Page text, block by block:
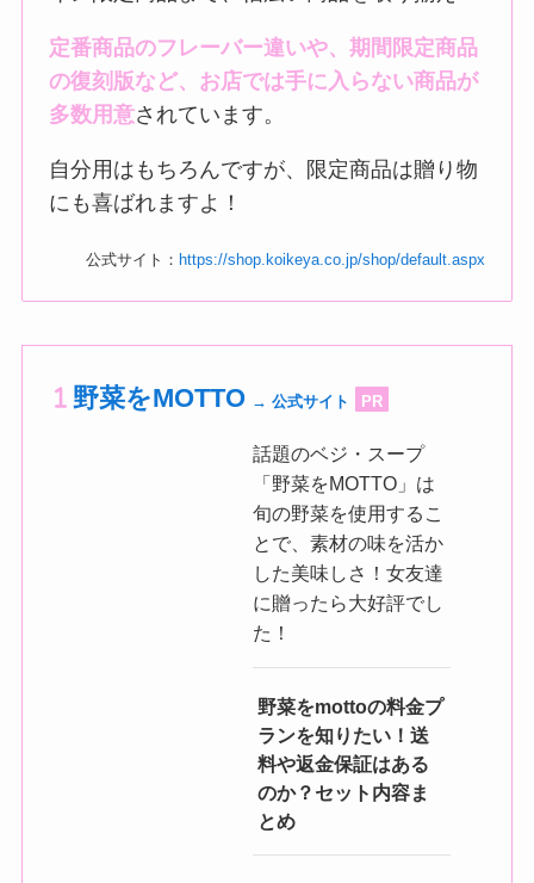
定番商品のフレーバー違いや、期間限定商品
の復刻版など、お店では手に入らない商品が
多数用意されています。
自分用はもちろんですが、限定商品は贈り物
にも喜ばれますよ！
公式サイト： https://shop.koikeya.co.jp/shop/default.aspx
野菜をMOTTO → 公式サイト PR
話題のベジ・スープ
「野菜をMOTTO」は
旬の野菜を使用するこ
とで、素材の味を活か
した美味しさ！女友達
に贈ったら大好評でし
た！
野菜をmottoの料金プ
ランを知りたい！送
料や返金保証はある
のか？セット内容ま
とめ